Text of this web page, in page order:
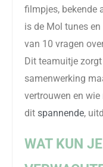
filmpjes, bekende
is de Mol tunes
van 10 vragen
Dit teamuitje
samenwerking
vertrouwen en wie
dit spannende,
WAT KUN JE